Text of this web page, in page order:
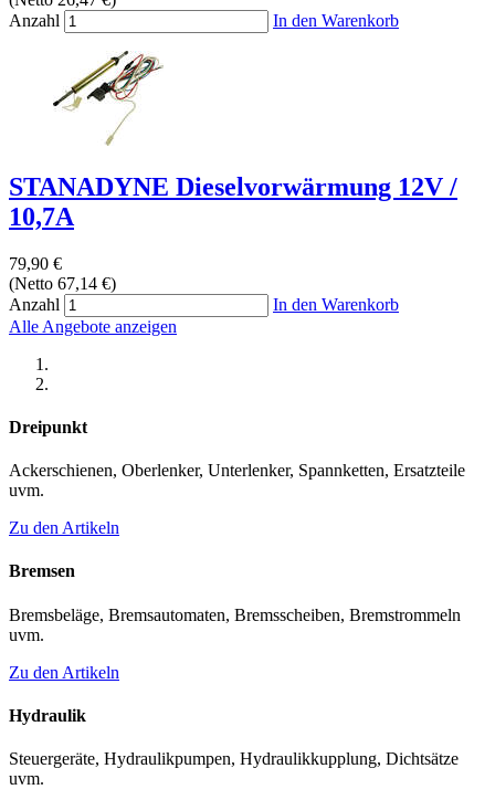
Anzahl
In den Warenkorb
STANADYNE Dieselvorwärmung 12V /
10,7A
79,90 €
(Netto 67,14 €)
Anzahl
In den Warenkorb
Alle Angebote anzeigen
Dreipunkt
Ackerschienen, Oberlenker, Unterlenker, Spannketten, Ersatzteile
uvm.
Zu den Artikeln
Bremsen
Bremsbeläge, Bremsautomaten, Bremsscheiben, Bremstrommeln
uvm.
Zu den Artikeln
Hydraulik
Steuergeräte, Hydraulikpumpen, Hydraulikkupplung, Dichtsätze
uvm.